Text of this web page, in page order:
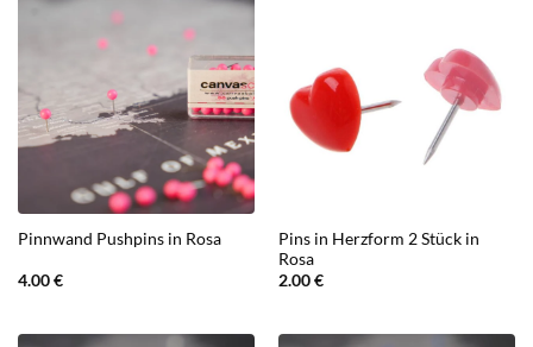
Pinnwand Pushpins in Rosa
4.00€
Pins in Herzform 2 Stück in
Rosa
2.00€